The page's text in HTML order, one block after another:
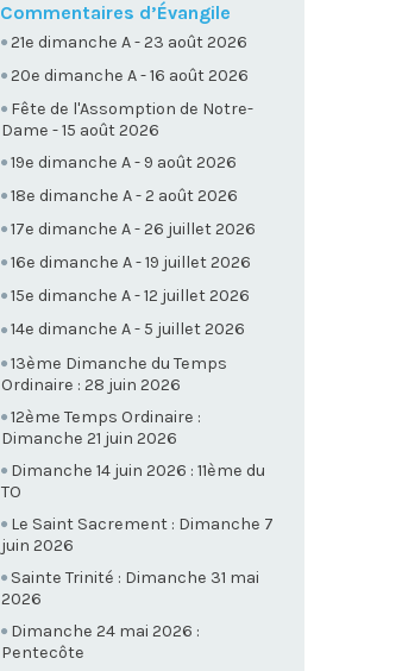
Commentaires d’Évangile
21e dimanche A - 23 août 2026
20e dimanche A - 16 août 2026
Fête de l'Assomption de Notre-
Dame - 15 août 2026
19e dimanche A - 9 août 2026
18e dimanche A - 2 août 2026
17e dimanche A - 26 juillet 2026
16e dimanche A - 19 juillet 2026
15e dimanche A - 12 juillet 2026
14e dimanche A - 5 juillet 2026
13ème Dimanche du Temps
Ordinaire : 28 juin 2026
12ème Temps Ordinaire :
Dimanche 21 juin 2026
Dimanche 14 juin 2026 : 11ème du
TO
Le Saint Sacrement : Dimanche 7
juin 2026
Sainte Trinité : Dimanche 31 mai
2026
Dimanche 24 mai 2026 :
Pentecôte